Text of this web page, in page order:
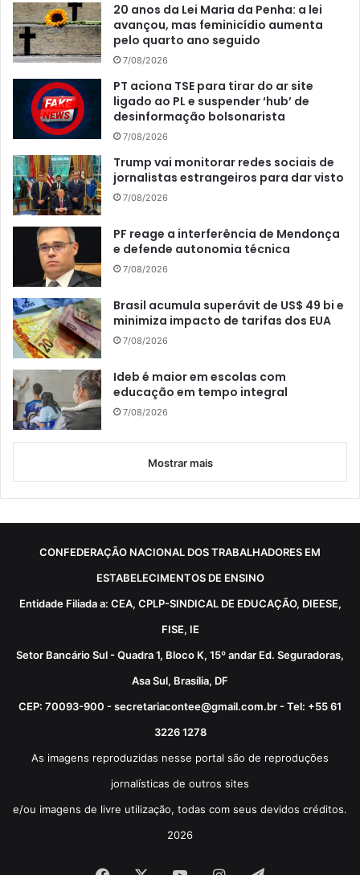
20 anos da Lei Maria da Penha: a lei
avançou, mas feminicídio aumenta
pelo quarto ano seguido
7/08/2026
PT aciona TSE para tirar do ar site
ligado ao PL e suspender ‘hub’ de
desinformação bolsonarista
7/08/2026
Trump vai monitorar redes sociais de
jornalistas estrangeiros para dar visto
7/08/2026
PF reage a interferência de Mendonça
e defende autonomia técnica
7/08/2026
Brasil acumula superávit de US$ 49 bi e
minimiza impacto de tarifas dos EUA
7/08/2026
Ideb é maior em escolas com
educação em tempo integral
7/08/2026
Mostrar mais
CONFEDERAÇÃO NACIONAL DOS TRABALHADORES EM
ESTABELECIMENTOS DE ENSINO
Entidade Filiada a: CEA, CPLP-SINDICAL DE EDUCAÇÃO, DIEESE,
FISE, IE
Setor Bancário Sul - Quadra 1, Bloco K, 15º andar Ed. Seguradoras,
Asa Sul, Brasília, DF
CEP: 70093-900 - secretariacontee@gmail.com.br - Tel: +55 61
3226 1278
As imagens reproduzidas nesse portal são de reproduções
jornalísticas de outros sites
e/ou imagens de livre utilização, todas com seus devidos créditos.
2026